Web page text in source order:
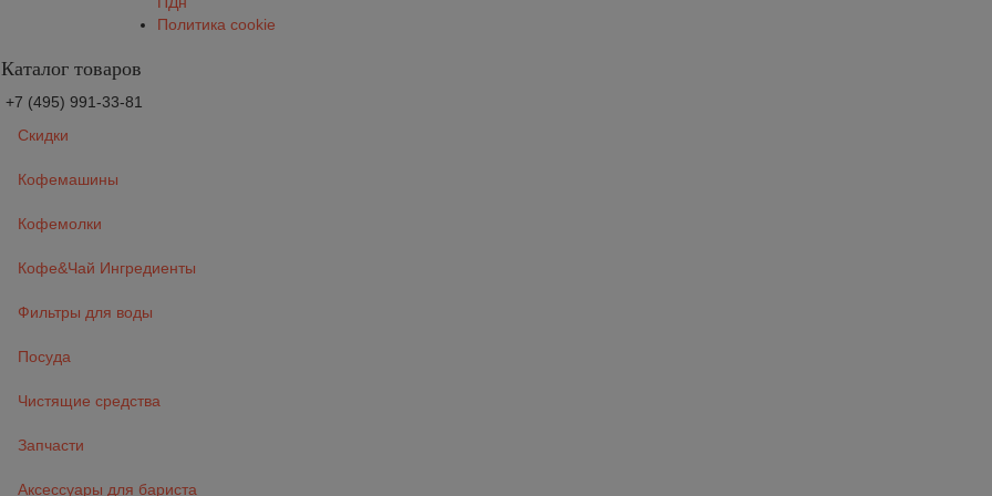
Политика cookie
Каталог товаров
+7 (495) 991-33-81
Скидки
Кофемашины
Кофемолки
Кофе&Чай Ингредиенты
Фильтры для воды
Посуда
Чистящие средства
Запчасти
Аксессуары для бариста